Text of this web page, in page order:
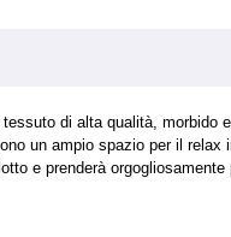
di alta qualità, morbido
un ampio spazio per il relax
e prenderà orgogliosamente